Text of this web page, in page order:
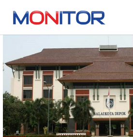
Tag: Bappeda Depok